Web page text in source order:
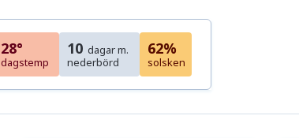
28°
dagstemp
10 dagar m.
nederbörd
62%
solsken